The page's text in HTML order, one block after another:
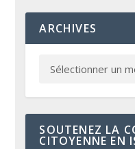
ARCHIVES
SOUTENEZ LA
CITOYENNE EN